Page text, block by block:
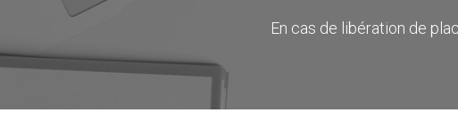
En cas de libération de